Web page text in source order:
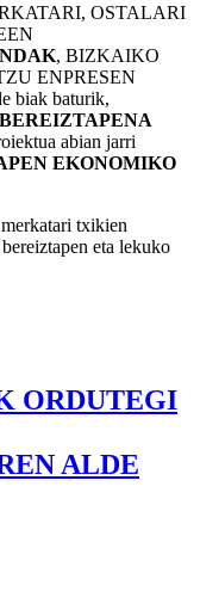
OSTALARI
, BIZKAIKO
ENPRESEN
biak baturik,
abian jarri
EKONOMIKO
txikien
eta lekuko
ORDUTEGI
ALDE